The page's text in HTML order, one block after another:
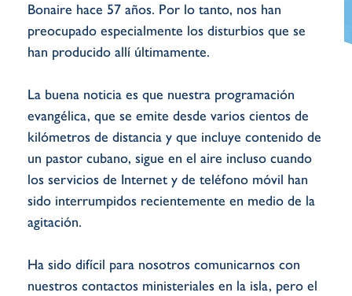
Bonaire hace 57 años. Por lo tanto, nos han
preocupado especialmente los disturbios que se
han producido allí últimamente.
La buena noticia es que nuestra programación
evangélica, que se emite desde varios cientos de
kilómetros de distancia y que incluye contenido de
un pastor cubano, sigue en el aire incluso cuando
los servicios de Internet y de teléfono móvil han
sido interrumpidos recientemente en medio de la
agitación.
Ha sido difícil para nosotros comunicarnos con
nuestros contactos ministeriales en la isla, pero el